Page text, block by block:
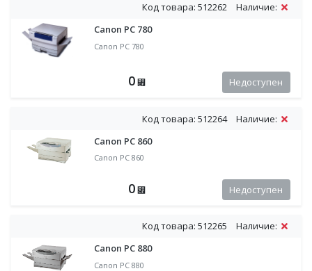
Код товара: 512262
Наличие:
Canon PC 780
Canon PC 780
0 ⃏ Недоступен
Код товара: 512264
Наличие:
Canon PC 860
Canon PC 860
0 ⃏ Недоступен
Код товара: 512265
Наличие:
Canon PC 880
Canon PC 880